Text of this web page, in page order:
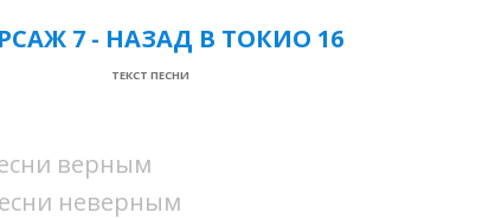
7 - НАЗАД В ТОКИО 16
ТЕКСТ ПЕСНИ
верным
неверным